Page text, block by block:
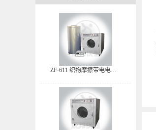
ZF-611 织物摩擦带电电荷量测试仪